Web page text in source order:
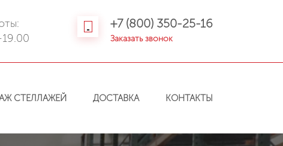
+7 (800) 350-25-16
Заказать звонок
СТЕЛЛАЖЕЙ ДОСТАВКА КОНТАКТЫ